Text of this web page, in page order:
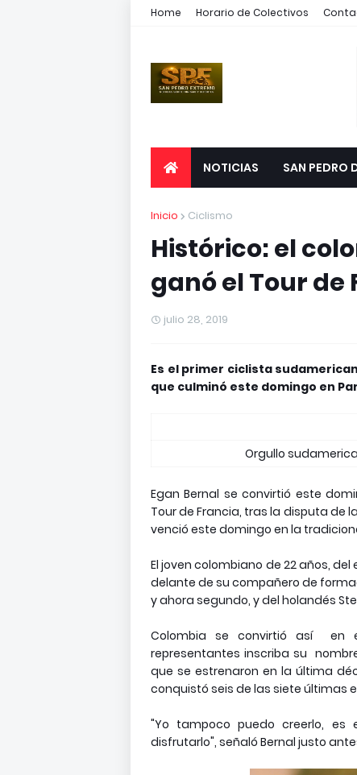
Home Horario de Colectivos
NOTICIAS SAN PEDRO
Inicio Ciclismo
Histórico: el
ganó el Tour de
julio 28, 2019
Es el primer ciclista
que culminó este domingo en
Orgullo
Egan Bernal se convirtió este
Tour de Francia, tras la disputa de
venció este domingo en la
El joven colombiano de 22 años,
delante de su compañero de
y ahora segundo, y del holandés
Colombia se convirtió así en
representantes inscriba su
que se estrenaron en la última
conquistó seis de las siete últimas
"Yo tampoco puedo creerlo, es
disfrutarlo", señaló Bernal justo